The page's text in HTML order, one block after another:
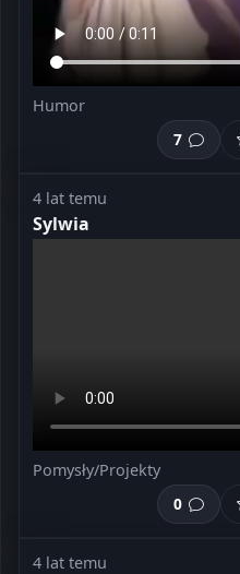
Humor
7
4 lat temu
Sylwia
Pomysły/Projekty
0
4 lat temu